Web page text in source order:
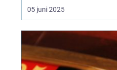
fantastisk upplevelse.
För att förverkliga detta
jägarexamen. På
Knistad Herrgård
erbjuder vi en
05 juni 2025